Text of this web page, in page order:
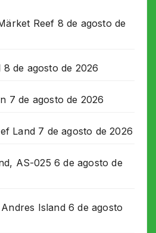
Reef 8 de agosto de
8 de agosto de 2026
7 de agosto de 2026
Land 7 de agosto de 2026
AS-025 6 de agosto de
Island 6 de agosto